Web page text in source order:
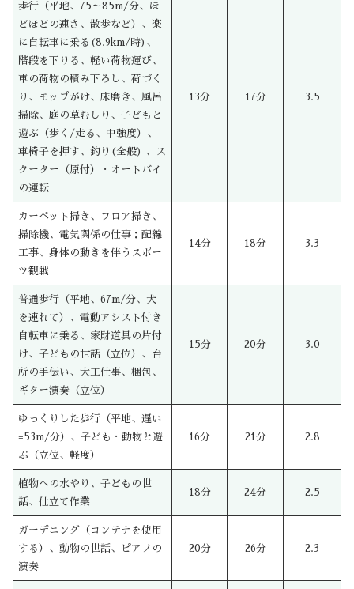
歩行（平地、75～85m/分、ほ
どほどの速さ、散歩など）、楽
に自転車に乗る(8.9km/時)、
階段を下りる、軽い荷物運び、
車の荷物の積み下ろし、荷づく
り、モップがけ、床磨き、風呂
掃除、庭の草むしり、子どもと
遊ぶ（歩く/走る、中強度）、
車椅子を押す、釣り(全般) 、ス
クーター（原付）・オートバイ
の運転
13分 17分 3.5
カーペット掃き、フロア掃き、
掃除機、電気関係の仕事：配線
工事、身体の動きを伴うスポー
ツ観戦
14分 18分 3.3
普通歩行（平地、67m/分、犬
を連れて）、電動アシスト付き
自転車に乗る、家財道具の片付
け、子どもの世話（立位）、台
所の手伝い、大工仕事、梱包、
ギター演奏（立位）
15分 20分 3.0
ゆっくりした歩行（平地、遅い
=53m/分）、子ども・動物と遊
ぶ（立位、軽度）
16分 21分 2.8
植物への水やり、子どもの世
話、仕立て作業
18分 24分 2.5
ガーデニング（コンテナを使用
する）、動物の世話、ピアノの
演奏
20分 26分 2.3